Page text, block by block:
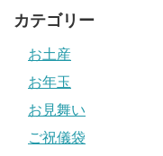
カテゴリー
お土産
お年玉
お見舞い
ご祝儀袋